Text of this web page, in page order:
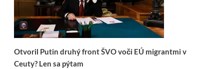
Otvoril Putin druhý front ŠVO voči EÚ migrantmi v
Ceuty? Len sa pýtam